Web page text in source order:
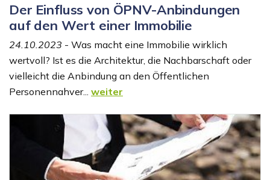
Der Einfluss von ÖPNV-Anbindungen
auf den Wert einer Immobilie
24.10.2023 - Was macht eine Immobilie wirklich
wertvoll? Ist es die Architektur, die Nachbarschaft oder
vielleicht die Anbindung an den Öffentlichen
Personennahver... weiter